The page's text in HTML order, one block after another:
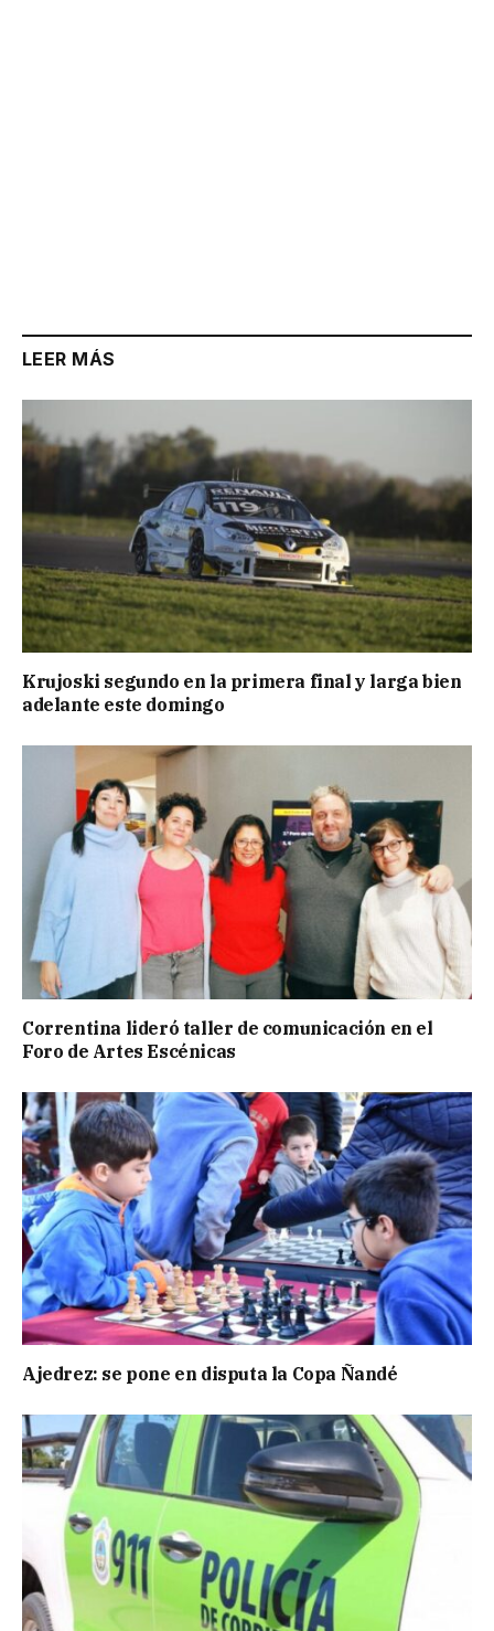
LEER MÁS
Krujoski segundo en la primera final y larga bien
adelante este domingo
Correntina lideró taller de comunicación en el
Foro de Artes Escénicas
Ajedrez: se pone en disputa la Copa Ñandé